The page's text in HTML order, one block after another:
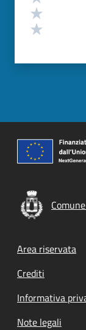
Footer
Area riservata
Crediti
Informativa
Note legali